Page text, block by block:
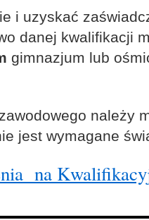
i uzyskać
danej kwalifikacji
gimnazjum lub
należy
jest wymagane
na